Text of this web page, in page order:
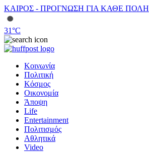
ΚΑΙΡΟΣ - ΠΡΟΓΝΩΣΗ ΓΙΑ ΚΑΘΕ ΠΟΛΗ
31°C
Κοινωνία
Πολιτική
Κόσμος
Οικονομία
Άποψη
Life
Entertainment
Πολιτισμός
Αθλητικά
Video